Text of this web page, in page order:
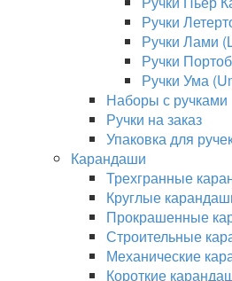
Ручки
Ручки Лами
Ручки
Ручки Ума
Наборы с ручками
Ручки на заказ
Упаковка для
Карандаши
Трехгранные
Круглые
Прокрашенные
Строительные
Механические
Короткие